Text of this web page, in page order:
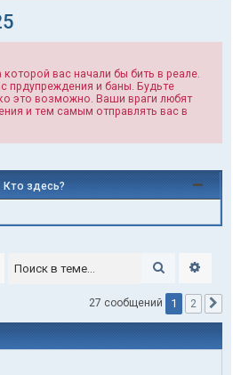
которой вас начали бы бить в реале.
прдупреждения и баны. Будьте
это возможно. Ваши враги любят
и тем самым отправлять вас в
Кто здесь?
Поиск
27 сообщений 1 2